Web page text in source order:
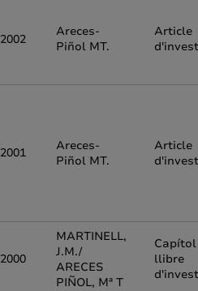
2002
Areces-
Piñol MT.
Article
2001
Areces-
Piñol MT.
Article
2000
MARTINELL,
J.M./
ARECES
PIÑOL, Mª T
llibre